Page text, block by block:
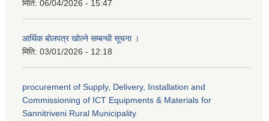
मिति: 06/04/2026 - 15:47
आर्थिक बोलपत्र खोल्ने सम्बन्धी सूचना ।
मिति: 03/01/2026 - 12:18
procurement of Supply, Delivery, Installation and
Commissioning of ICT Equipments & Materials for
Sannitriveni Rural Municipality